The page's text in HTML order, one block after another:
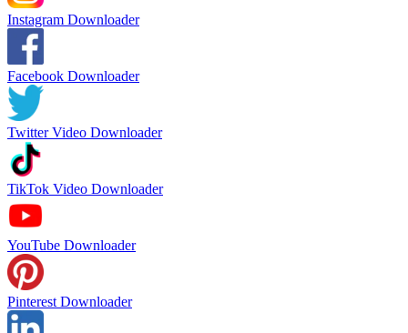
Instagram Downloader
Facebook Downloader
Twitter Video Downloader
TikTok Video Downloader
YouTube Downloader
Pinterest Downloader